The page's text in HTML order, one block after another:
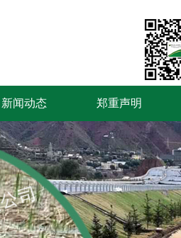
新闻动态 郑重声明